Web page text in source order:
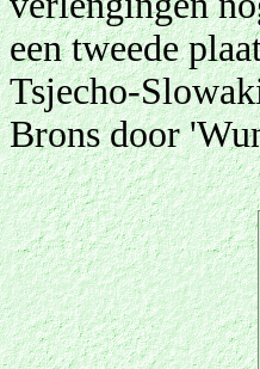
een tweede
Tsjecho-
Brons door